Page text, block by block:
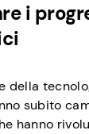
i
della
subito
hanno